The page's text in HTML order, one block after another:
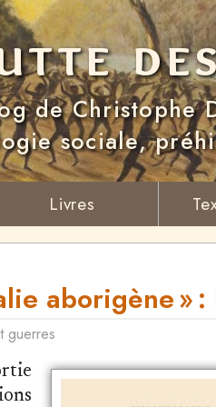
de Christophe
sociale,
Livres
aborigène »
guerres